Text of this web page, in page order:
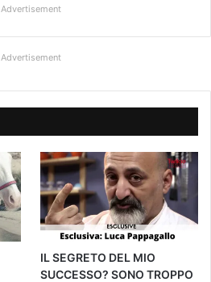
Advertisement
Advertisement
IL SEGRETO DEL MIO
SUCCESSO? SONO TROPPO